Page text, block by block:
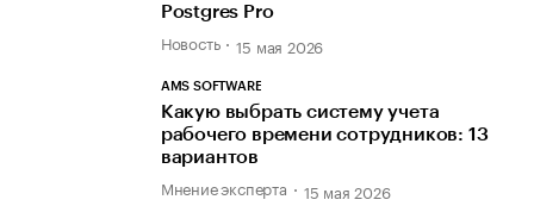
Postgres Pro
Новость 15 мая 2026
AMS SOFTWARE
Какую выбрать систему учета
рабочего времени сотрудников: 13
вариантов
Мнение эксперта 15 мая 2026